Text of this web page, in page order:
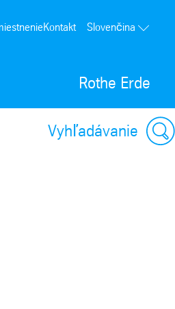
Rothe Erde
Kontakt Slovenčina
Vyhľadávanie